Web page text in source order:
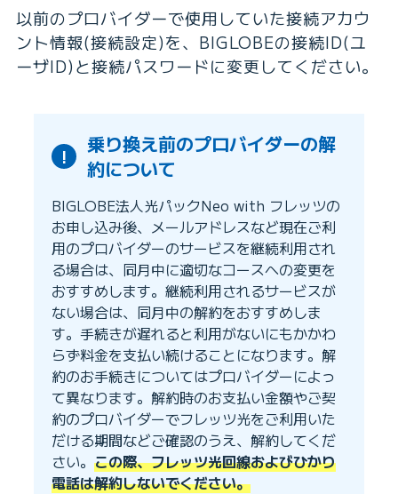
以前のプロバイダーで使用していた接続アカウ
ント情報(接続設定)を、BIGLOBEの接続ID(ユ
ーザID)と接続パスワードに変更してください。
!
乗り換え前のプロバイダーの解
約について
BIGLOBE法人光パックNeo with フレッツの
お申し込み後、メールアドレスなど現在ご利
用のプロバイダーのサービスを継続利用され
る場合は、同月中に適切なコースへの変更を
おすすめします。継続利用されるサービスが
ない場合は、同月中の解約をおすすめしま
す。手続きが遅れると利用がないにもかかわ
らず料金を支払い続けることになります。解
約のお手続きについてはプロバイダーによっ
て異なります。解約時のお支払い金額やご契
約のプロバイダーでフレッツ光をご利用いた
だける期間などご確認のうえ、解約してくだ
さい。 この際、フレッツ光回線およびひかり
電話は解約しないでください。